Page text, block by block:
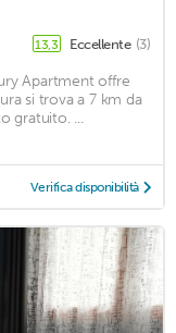
13,3 Eccellente (3)
Apartment offre
si trova a 7 km da
gratuito. ...
Verifica disponibilità